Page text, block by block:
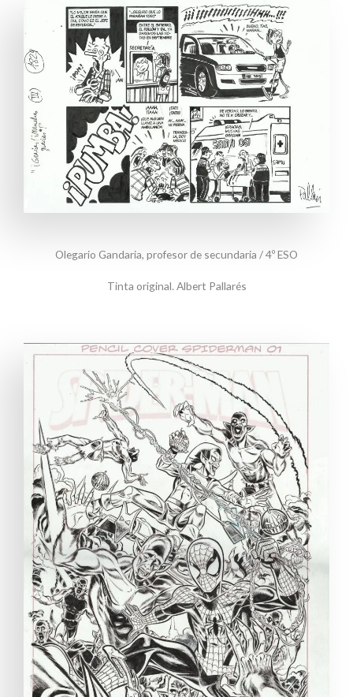
Olegario Gandaria, profesor de secundaria / 4º ESO
Tinta original. Albert Pallarés